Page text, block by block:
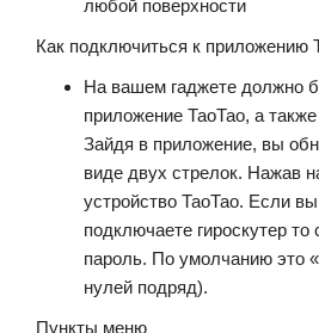
любой поверхности
Как подключиться к приложению
На вашем гаджете должно
приложение ТаоТао, а
Зайдя в приложение, вы
виде двух стрелок. Нажав
устройство ТаоТао. Если
подключаете гироскутер
пароль. По умолчанию это
нулей подряд).
Пункты меню